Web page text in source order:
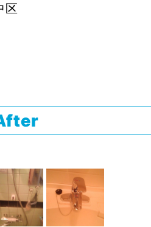
区